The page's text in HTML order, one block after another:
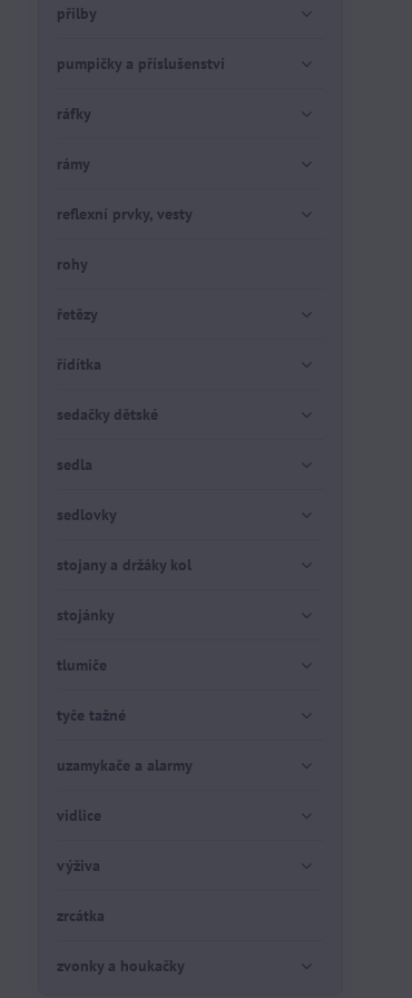
přilby
pumpičky a příslušenství
ráfky
rámy
reflexní prvky, vesty
rohy
řetězy
řídítka
sedačky dětské
sedla
sedlovky
stojany a držáky kol
stojánky
tlumiče
tyče tažné
uzamykače a alarmy
vidlice
výživa
zrcátka
zvonky a houkačky